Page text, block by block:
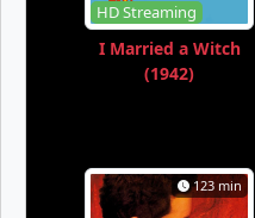
HD Streaming
I Married a Witch
(1942)
123 min